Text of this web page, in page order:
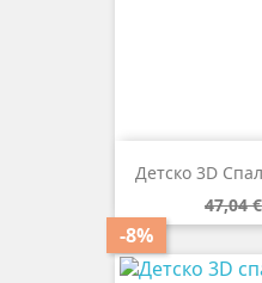
Детско 3D
цена
47,04 €
-8%